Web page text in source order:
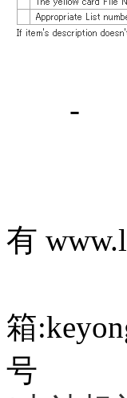
-
苏
有
电话
箱
号